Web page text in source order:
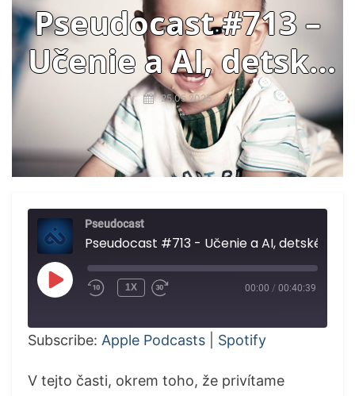
Pseudocast #713 –
Učenie a AI, detské
slintanie
25.05.2025
Pseudocast
PLAY
EPISODE
1X 00:00 / 00:40:39
Subscribe: Apple Podcasts Spotify
V tejto časti, okrem toho, že privítame